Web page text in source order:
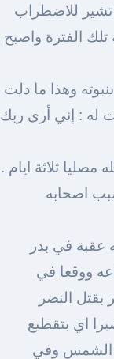
للاضطراب
الفترة واصبح
وهذا ما دلت
له : إني أرى ربك
ثلاثة ايام .
اصحابه
عقبة في بدر
ووقعا في
بقتل النضر
اي بتقطيع
الشمس وفي